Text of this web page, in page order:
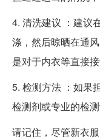
4. 清洗建议 ：建议
涤，然后晾晒在通
是对于内衣等直接
5. 检测方法 ：如果
检测剂或专业的检测
请记住，尽管新衣